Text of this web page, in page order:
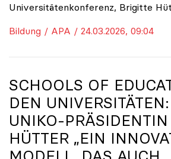
Universitätenkonferenz, Brigitte
Bildung / APA / 24.03.2026, 09:04
SCHOOLS OF
DEN
UNIKO-
HÜTTER „EIN